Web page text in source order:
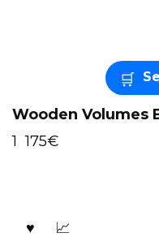
Wooden Volumes
1 175€